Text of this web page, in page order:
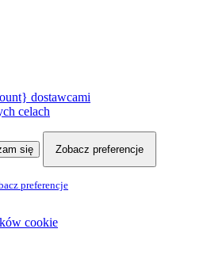
dostawcami
celach
się Zobacz preferencje
preferencje
cookie